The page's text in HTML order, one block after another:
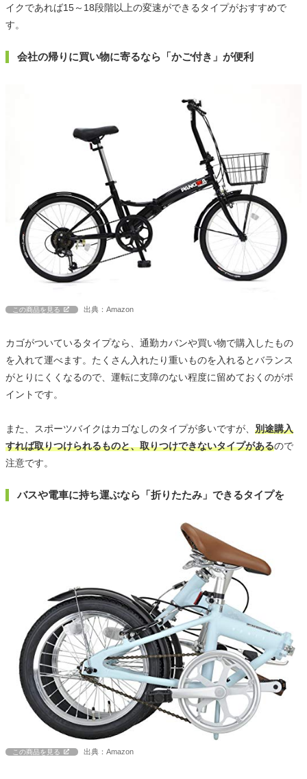
イクであれば15～18段階以上の変速ができるタイプがおすすめで
す。
会社の帰りに買い物に寄るなら「かご付き」が便利
この商品を見る 出典：Amazon
カゴがついているタイプなら、通勤カバンや買い物で購入したもの
を入れて運べます。たくさん入れたり重いものを入れるとバランス
がとりにくくなるので、運転に支障のない程度に留めておくのがポ
イントです。
また、スポーツバイクはカゴなしのタイプが多いですが、 別途購入
すれば取りつけられるものと、取りつけできないタイプがあるので
注意です。
バスや電車に持ち運ぶなら「折りたたみ」できるタイプを
この商品を見る 出典：Amazon